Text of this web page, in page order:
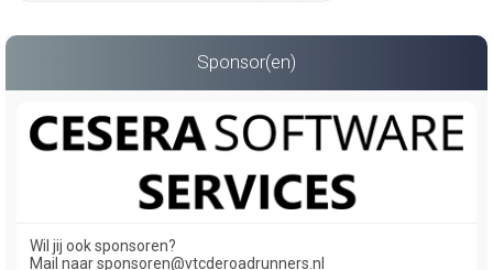
Sponsor(en)
Wil jij ook sponsoren?
Mail naar sponsoren@vtcderoadrunners.nl